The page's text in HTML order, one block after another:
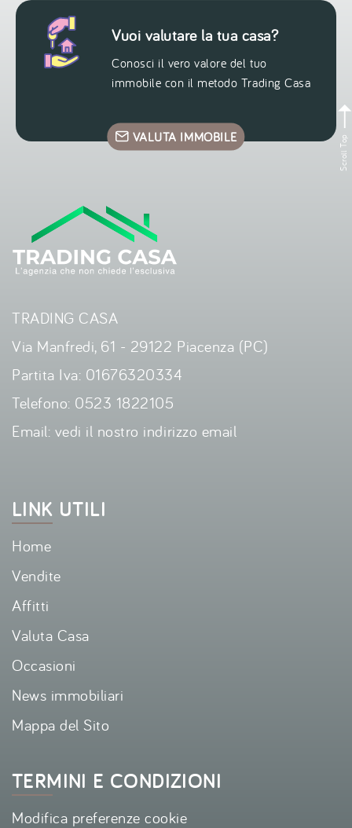
Vuoi valutare la tua casa?
Conosci il vero valore del tuo
immobile con il metodo Trading Casa
VALUTA IMMOBILE
TRADING CASA
Via Manfredi, 61 - 29122 Piacenza (PC)
Partita Iva: 01676320334
Telefono: 0523 1822105
Email: vedi il nostro indirizzo email
LINK UTILI
Home
Vendite
Affitti
Valuta Casa
Occasioni
News immobiliari
Mappa del Sito
TERMINI E CONDIZIONI
Modifica preferenze cookie
Scroll Top